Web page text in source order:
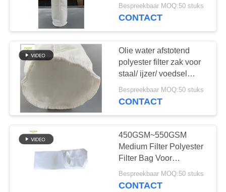
PRIVACYBELEID
Bespreekbaar MOQ:50 stuks
CONTACT
Olie water afstotend
polyester filter zak voor
staal/ ijzer/ voedsel
apotheek
Bespreekbaar MOQ:50 stuks
CONTACT
450GSM~550GSM
Medium Filter Polyester
Filter Bag Voor
Luchtfilter
Bespreekbaar MOQ:50 stuks
CONTACT